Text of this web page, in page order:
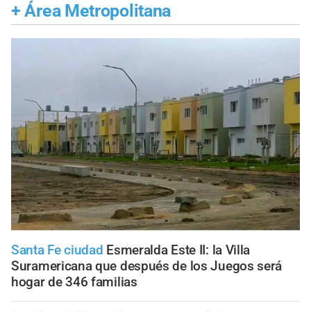
+ Área Metropolitana
Santa Fe ciudad Esmeralda Este II: la Villa
Suramericana que después de los Juegos será
hogar de 346 familias